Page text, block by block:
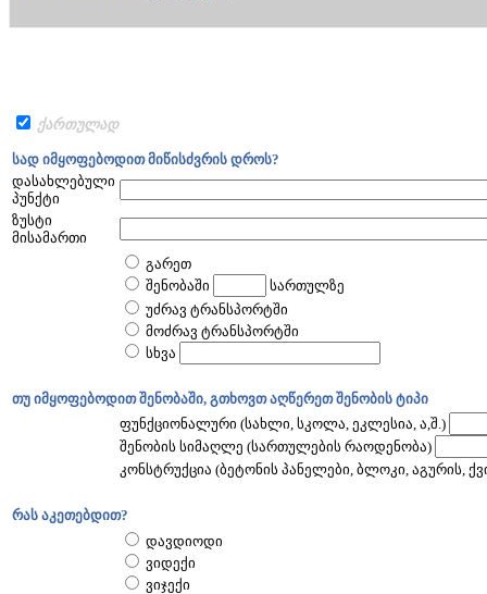
ქართულად
სად იმყოფებოდით მიწისძვრის დროს?
დასახლებული
პუნქტი
ზუსტი
მისამართი
გარეთ
შენობაში
სართულზე
უძრავ ტრანსპორტში
მოძრავ ტრანსპორტში
სხვა
თუ იმყოფებოდით შენობაში, გთხოვთ აღწერეთ შენობის ტიპი
ფუნქციონალური (სახლი, სკოლა, ეკლესია, ა,შ.)
შენობის სიმაღლე (სართულების რაოდენობა)
კონსტრუქცია (ბეტონის პანელები, ბლოკი, აგურის,
რას აკეთებდით?
დავდიოდი
ვიდექი
ვიჯექი